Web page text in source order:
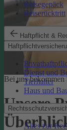
Reisegepäck
Reiserücktritt
Haftpflicht &
Dienst und
Tierhalter
Haus und
Alles zur
Bei uns bekommen
Unsere